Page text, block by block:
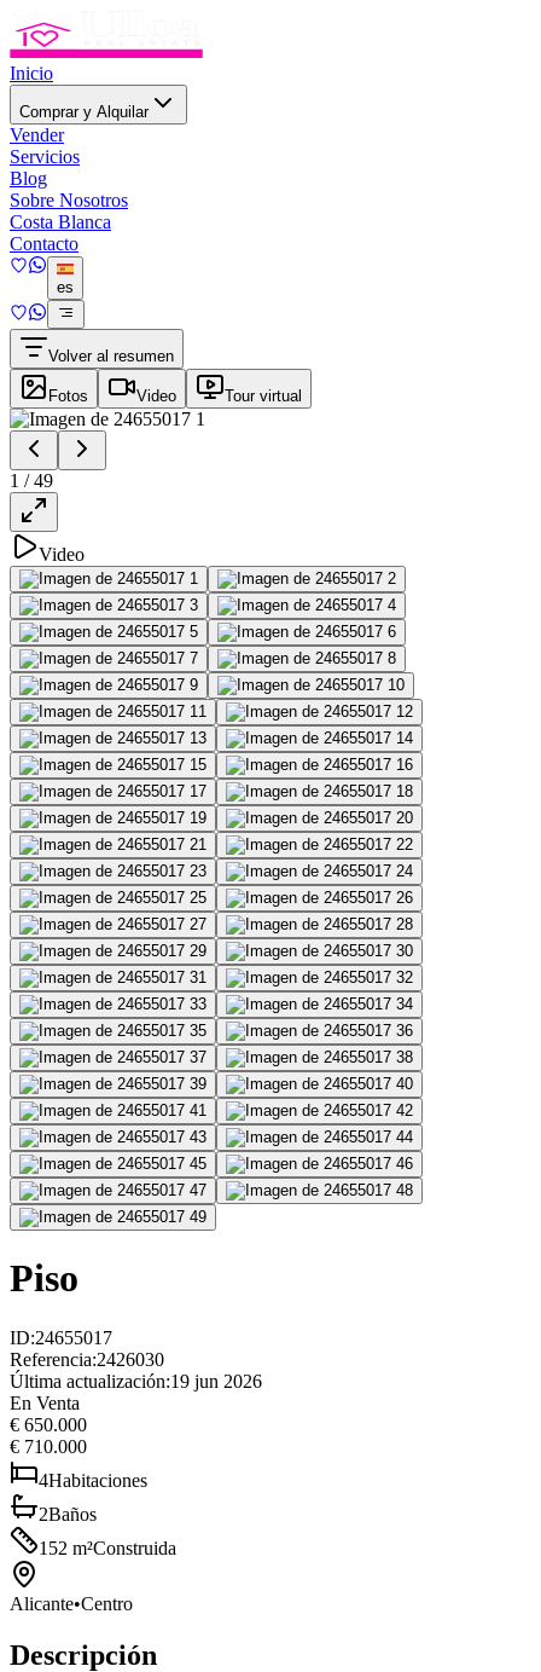
Inicio
Comprar y Alquilar
Vender
Servicios
Blog
Sobre Nosotros
Costa Blanca
Contacto
es
Volver al resumen
Fotos Video Tour virtual
1 /49
Video
Piso
ID:24655017
Referencia:2426030
Última actualización:19 jun 2026
En Venta
€ 650.000
€ 710.000
4Habitaciones
2Baños
152 m²Construida
Alicante•Centro
Descripción